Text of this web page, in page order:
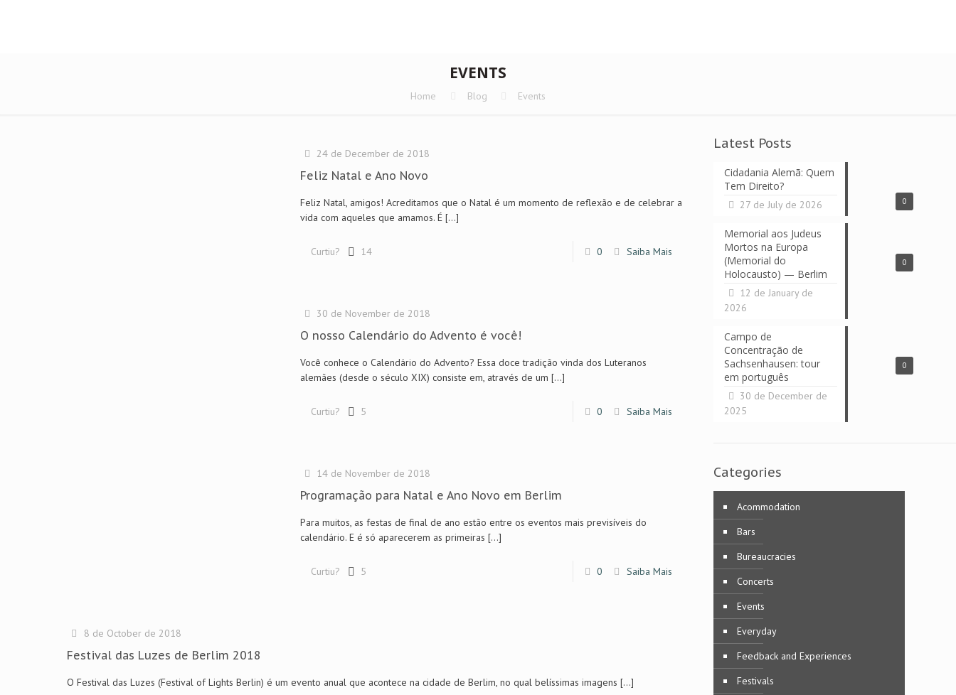
EVENTS
Home Blog Events
24 de December de 2018
Feliz Natal e Ano Novo
Feliz Natal, amigos! Acreditamos que o Natal é um momento de reflexão e de celebrar a
vida com aqueles que amamos. É[…]
Curtiu? 14 0 Saiba Mais
30 de November de 2018
O nosso Calendário do Advento é você!
Você conhece o Calendário do Advento? Essa doce tradição vinda dos Luteranos
alemães (desde o século XIX) consiste em, através de um […]
Curtiu? 5 0 Saiba Mais
14 de November de 2018
Programação para Natal e Ano Novo em Berlim
Para muitos, as festas de final de ano estão entre os eventos mais previsíveis do
calendário. E é só aparecerem as primeiras […]
Curtiu? 5 0 Saiba Mais
8 de October de 2018
Festival das Luzes de Berlim 2018
O Festival das Luzes (Festival of Lights Berlin) é um evento anual que acontece na cidade de Berlim, no qual belíssimas imagens […]
Latest Posts
0
Cidadania Alemã: Quem
Tem Direito?
27 de July de 2026
0
Memorial aos Judeus
Mortos na Europa
(Memorial do
Holocausto) — Berlim
12 de January de
2026
0
Campo de
Concentração de
Sachsenhausen: tour
em português
30 de December de
2025
Categories
Acommodation
Bars
Bureaucracies
Concerts
Events
Everyday
Feedback and Experiences
Festivals